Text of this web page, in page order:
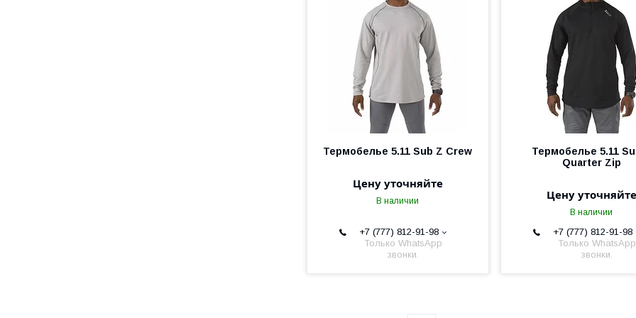
Термобелье 5.11 Sub Z Crew
Цену уточняйте
В наличии
+7 (777) 812-91-98
Только WhatsApp
звонки.
Термобелье 5.11
Quarter Zip
Цену уточняйте
В наличии
+7 (777) 812-91-98
Только WhatsApp
звонки.